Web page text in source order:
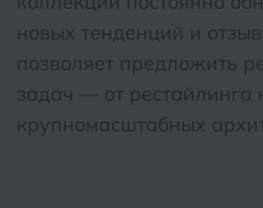
новых тенденций и
позволяет предложить
задач — от рестайлинга
крупномасштабных